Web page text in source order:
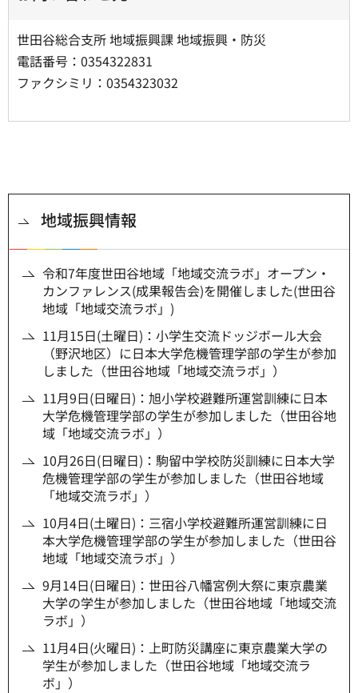
世田谷総合支所 地域振興課 地域振興・防災
電話番号：0354322831
ファクシミリ：0354323032
地域振興情報
令和7年度世田谷地域「地域交流ラボ」オープン・
カンファレンス(成果報告会)を開催しました(世田谷
地域「地域交流ラボ」)
11月15日(土曜日)：小学生交流ドッジボール大会
（野沢地区）に日本大学危機管理学部の学生が参加
しました（世田谷地域「地域交流ラボ」）
11月9日(日曜日)：旭小学校避難所運営訓練に日本
大学危機管理学部の学生が参加しました（世田谷地
域「地域交流ラボ」）
10月26日(日曜日)：駒留中学校防災訓練に日本大学
危機管理学部の学生が参加しました（世田谷地域
「地域交流ラボ」）
10月4日(土曜日)：三宿小学校避難所運営訓練に日
本大学危機管理学部の学生が参加しました（世田谷
地域「地域交流ラボ」）
9月14日(日曜日)：世田谷八幡宮例大祭に東京農業
大学の学生が参加しました（世田谷地域「地域交流
ラボ」）
11月4日(火曜日)：上町防災講座に東京農業大学の
学生が参加しました（世田谷地域「地域交流ラ
ボ」）